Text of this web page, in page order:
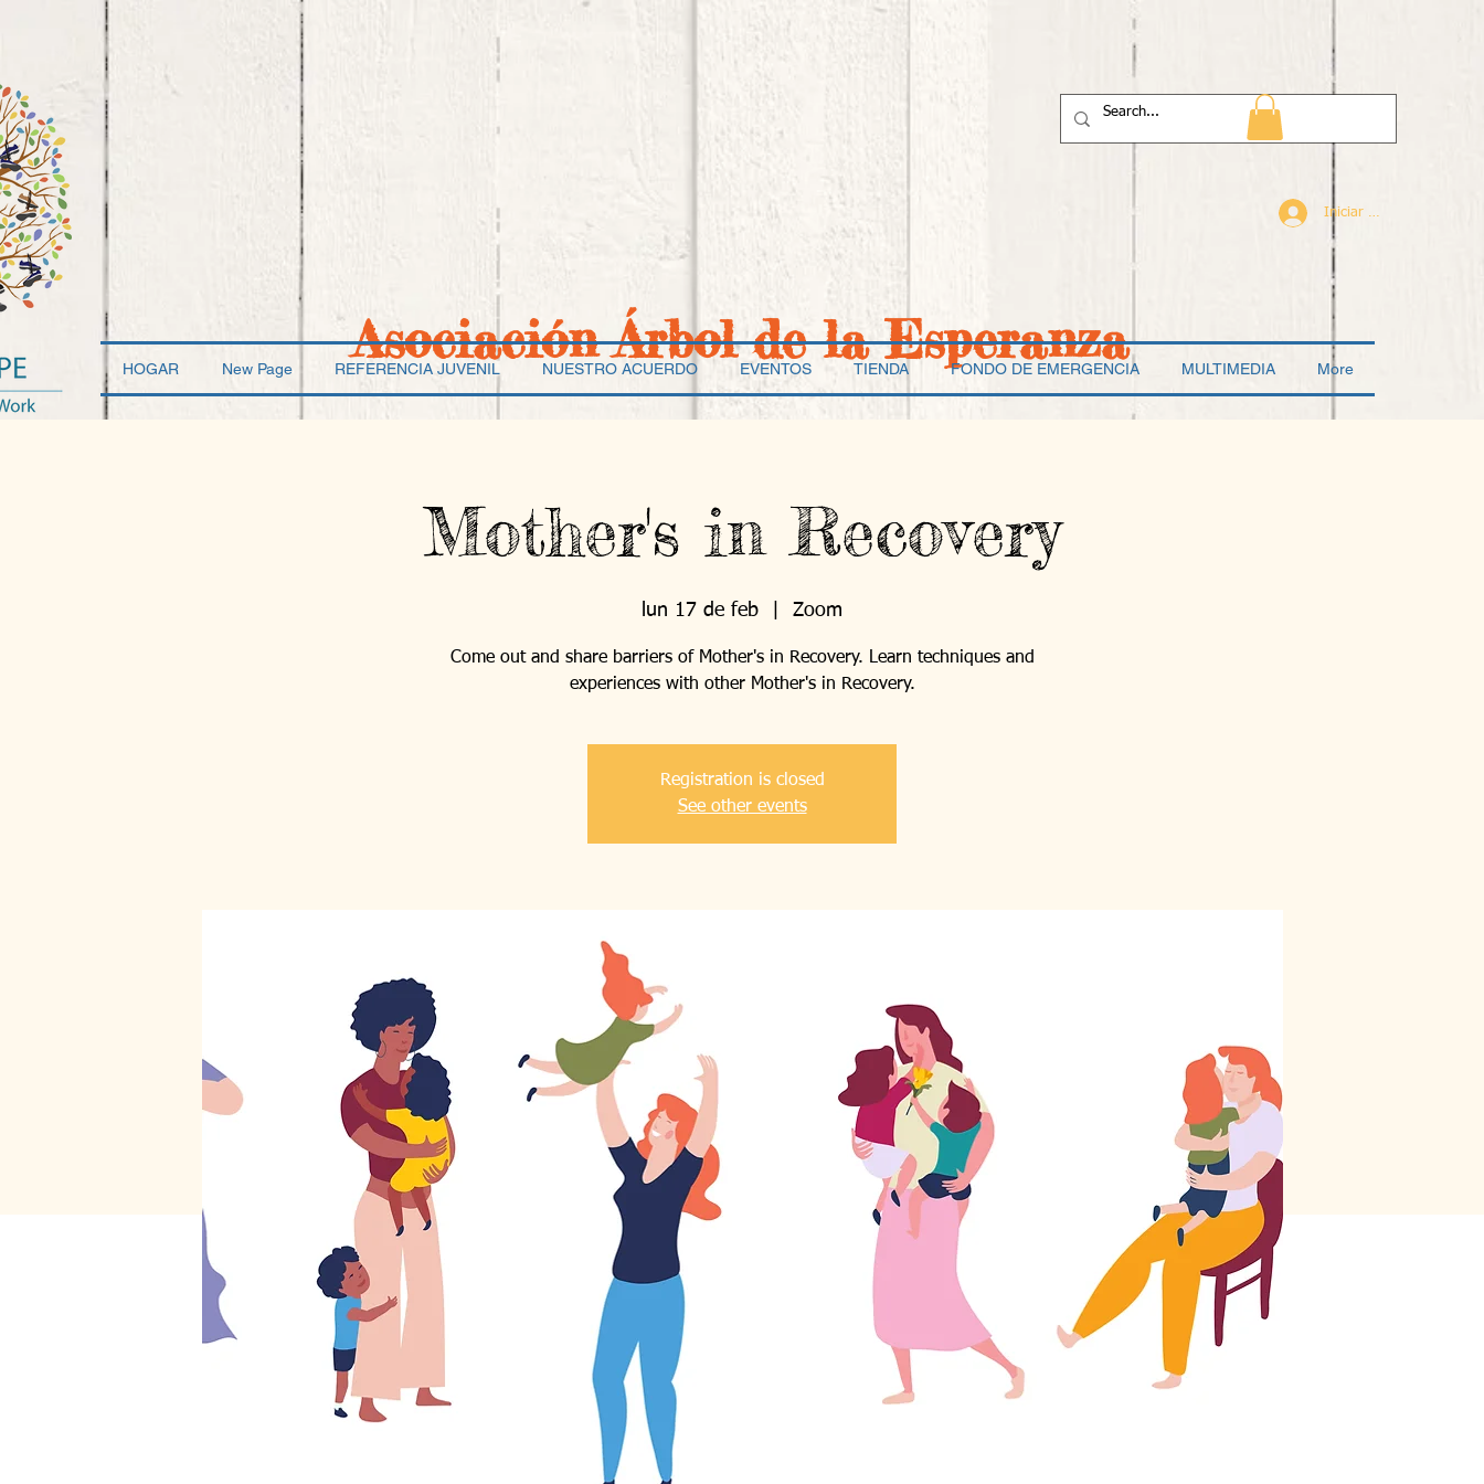
Iniciar sesión
Asociación Árbol de la Esperanza
HOGAR New Page REFERENCIA JUVENIL NUESTRO ACUERDO EVENTOS TIENDA FONDO DE EMERGENCIA MULTIMEDIA More
Mother's in Recovery
lun 17 de feb Zoom
Come out and share barriers of Mother's in Recovery. Learn techniques and
experiences with other Mother's in Recovery.
Registration is closed
See other events